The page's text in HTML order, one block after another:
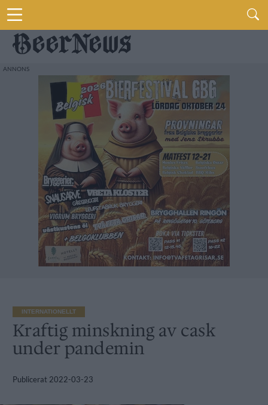
INTERNATIONELLT
Kraftig minskning av cask
under pandemin
Publicerat 2022-03-23